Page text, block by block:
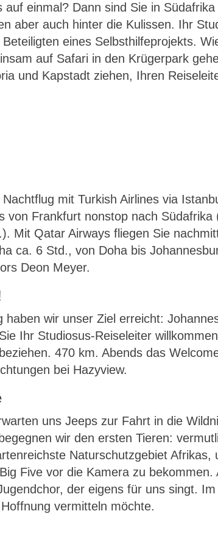
Südafrika – für Singles und
einmal? Dann sind Sie in
aber auch hinter die Kulissen. Ihr
eines Selbsthilfeprojekts.
auf Safari in den Krügerpark
und Kapstadt ziehen, Ihren
mit Turkish Airlines via
von Frankfurt nonstop nach
Mit Qatar Airways fliegen Sie
ca. 6 Std., von Doha bis
Deon Meyer.
haben wir unser Ziel erreicht:
Ihr Studiosus-Reiseleiter
470 km. Abends das
bei Hazyview.
uns Jeeps zur Fahrt in die
wir den ersten Tieren:
Naturschutzgebiet
Five vor die Kamera zu
der eigens für uns singt.
vermitteln möchte.